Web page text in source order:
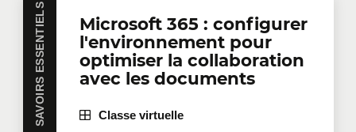
Courriel
Téléphone Poste
SAVOIRS ESSENTIELS
Microsoft 365 : configurer
l'environnement pour
optimiser la collaboration
avec les documents
Classe virtuelle